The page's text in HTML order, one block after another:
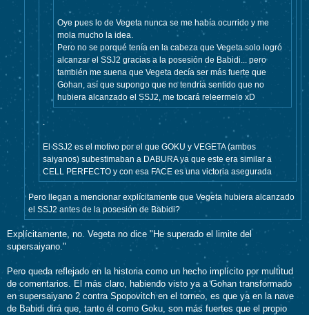
Oye pues lo de Vegeta nunca se me había ocurrido y me
mola mucho la idea.
Pero no se porqué tenía en la cabeza que Vegeta solo logró
alcanzar el SSJ2 gracias a la posesión de Babidi... pero
también me suena que Vegeta decía ser más fuerte que
Gohan, así que supongo que no tendría sentido que no
hubiera alcanzado el SSJ2, me tocará releermelo xD
.
El SSJ2 es el motivo por el que GOKU y VEGETA (ambos
saiyanos) subestimaban a DABURA ya que este era similar a
CELL PERFECTO y con esa FACE es una victoria asegurada
Pero llegan a mencionar explícitamente que Vegeta hubiera alcanzado
el SSJ2 antes de la posesión de Babidi?
Explícitamente, no. Vegeta no dice "He superado el limite del
supersaiyano."
Pero queda reflejado en la historia como un hecho implícito por multitud
de comentarios. El más claro, habiendo visto ya a Gohan transformado
en supersaiyano 2 contra Spopovitch en el torneo, es que ya en la nave
de Babidi dirá que, tanto él como Goku, son más fuertes que el propio